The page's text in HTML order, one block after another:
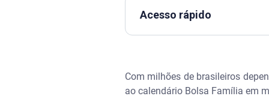
Acesso rápido
Qual a data do pagamento
Com milhões de brasileiros
ao calendário Bolsa Família em